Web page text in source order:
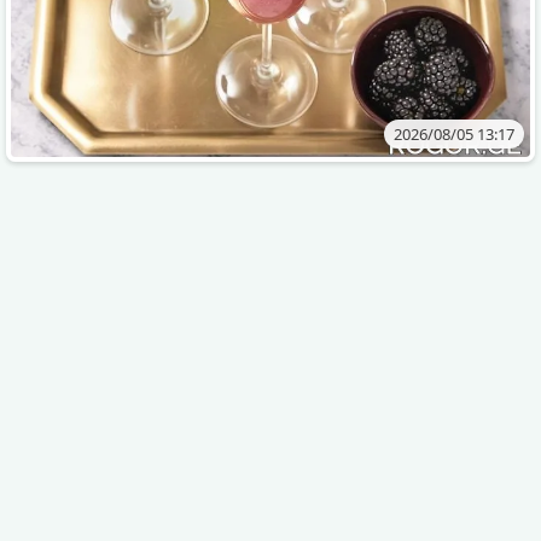
2026/08/05 13:17